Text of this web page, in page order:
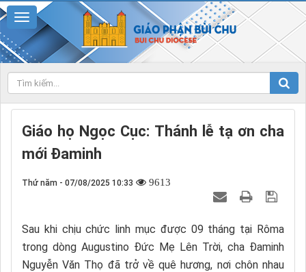
Giáo họ Ngọc Cục: Thánh lễ tạ ơn cha
mới Đaminh
Thứ năm - 07/08/2025 10:33 9613
Sau khi chịu chức linh mục được 09 tháng tại Rôma
trong dòng Augustino Đức Mẹ Lên Trời, cha Đaminh
Nguyễn Văn Thọ đã trở về quê hương, nơi chôn nhau